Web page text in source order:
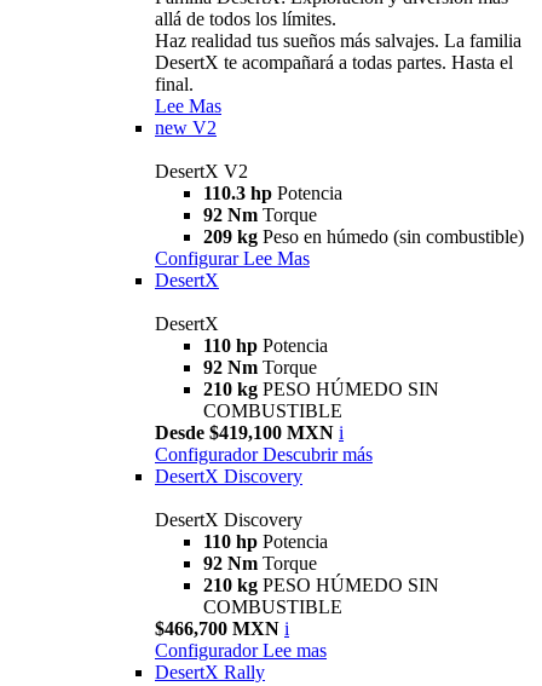
allá de todos los límites.
Haz realidad tus sueños más salvajes. La familia
DesertX te acompañará a todas partes. Hasta el
final.
Lee Mas
new V2
DesertX V2
110.3 hp Potencia
92 Nm Torque
209 kg Peso en húmedo (sin combustible)
Configurar Lee Mas
DesertX
DesertX
110 hp Potencia
92 Nm Torque
210 kg PESO HÚMEDO SIN
COMBUSTIBLE
Desde $419,100 MXN i
Configurador Descubrir más
DesertX Discovery
DesertX Discovery
110 hp Potencia
92 Nm Torque
210 kg PESO HÚMEDO SIN
COMBUSTIBLE
$466,700 MXN i
Configurador Lee mas
DesertX Rally